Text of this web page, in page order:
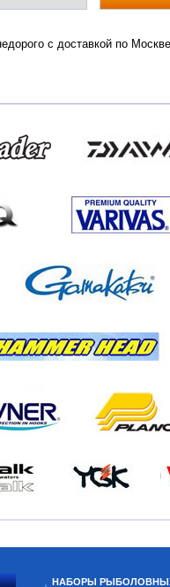
с доставкой по
НАБОРЫ